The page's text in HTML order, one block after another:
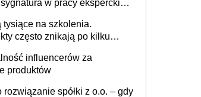
w pracy eksperckiej -
tysiące na szkolenia.
często znikają po kilku
influencerów za
produktów
rozwiązanie spółki z o.o. – gdy